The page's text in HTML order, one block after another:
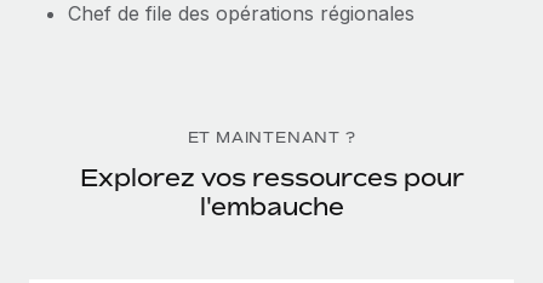
Chef de file des opérations régionales
ET MAINTENANT ?
Explorez vos ressources pour
l'embauche